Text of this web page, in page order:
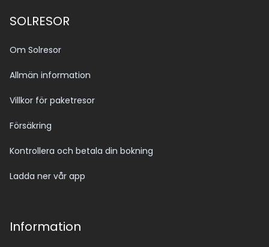
SOLRESOR
Om Solresor
Allmän information
Villkor för paketresor
Försäkring
Kontrollera och betala din bokning
Ladda ner vår app
Information